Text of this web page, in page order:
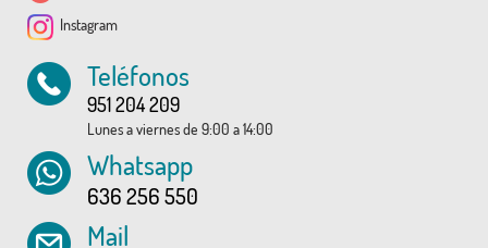
Instagram
Teléfonos
951 204 209
Lunes a viernes de 9:00 a 14:00
Whatsapp
636 256 550
Mail